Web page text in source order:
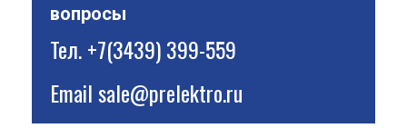
вопросы
Тел.+7(3439) 399-559
Emailsale@prelektro.ru